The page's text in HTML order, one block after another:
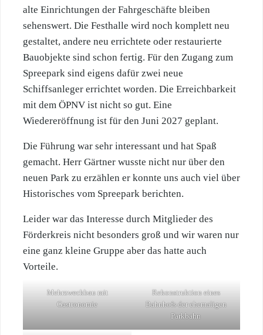
alte Einrichtungen der Fahrgeschäfte bleiben
sehenswert. Die Festhalle wird noch komplett neu
gestaltet, andere neu errichtete oder restaurierte
Bauobjekte sind schon fertig. Für den Zugang zum
Spreepark sind eigens dafür zwei neue
Schiffsanleger errichtet worden. Die Erreichbarkeit
mit dem ÖPNV ist nicht so gut. Eine
Wiedereröffnung ist für den Juni 2027 geplant.
Die Führung war sehr interessant und hat Spaß
gemacht. Herr Gärtner wusste nicht nur über den
neuen Park zu erzählen er konnte uns auch viel über
Historisches vom Spreepark berichten.
Leider war das Interesse durch Mitglieder des
Förderkreis nicht besonders groß und wir waren nur
eine ganz kleine Gruppe aber das hatte auch
Vorteile.
Mehrzweckbau mit
Gastronomie
Rekonstruktion eines
Bahnhofs der ehemaligen
Parkbahn